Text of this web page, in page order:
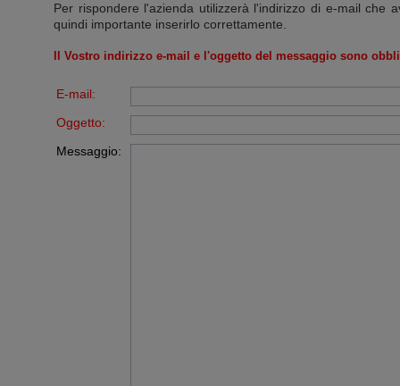
Per rispondere l'azienda utilizzerà l'indirizzo di e-mail che
quindi importante inserirlo correttamente.
Il Vostro indirizzo e-mail e l'oggetto del messaggio sono
E-mail:
Oggetto:
Messaggio: